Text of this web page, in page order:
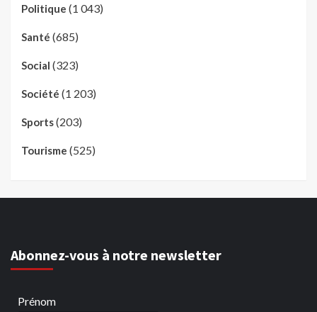
Politique (1 043)
Santé (685)
Social (323)
Société (1 203)
Sports(203)
Tourisme (525)
Abonnez-vous à notre newsletter
Prénom